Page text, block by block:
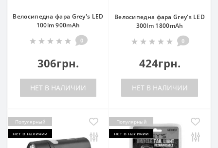
Велосипедна фара Grey's LED
100lm 900mAh
0
306грн.
НЕТ В НАЛИЧИИ
Велосипедна фара Grey's LED
300lm 1800mAh
0
424грн.
НЕТ В НАЛИЧИИ
Популярный
нет в наличии
Популярный
нет в наличии